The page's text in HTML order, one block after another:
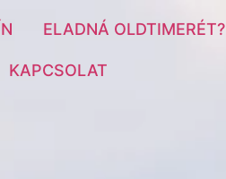
ELADNÁ OLDTIMERÉT?
KAPCSOLAT